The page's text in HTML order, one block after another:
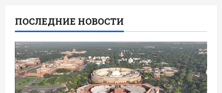
ПОСЛЕДНИЕ НОВОСТИ